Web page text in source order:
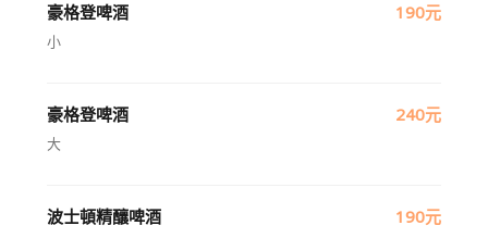
豪格登啤酒 190元
小
豪格登啤酒 240元
大
波士頓精釀啤酒 190元